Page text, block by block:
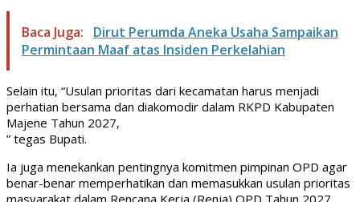
Baca Juga:
Dirut Perumda Aneka Usaha Sampaikan
Permintaan Maaf atas Insiden Perkelahian
Selain itu, “Usulan prioritas dari kecamatan harus menjadi
perhatian bersama dan diakomodir dalam RKPD Kabupaten
Majene Tahun 2027,
” tegas Bupati.
Ia juga menekankan pentingnya komitmen pimpinan OPD agar
benar-benar memperhatikan dan memasukkan usulan prioritas
masyarakat dalam Rencana Kerja (Renja) OPD Tahun 2027.